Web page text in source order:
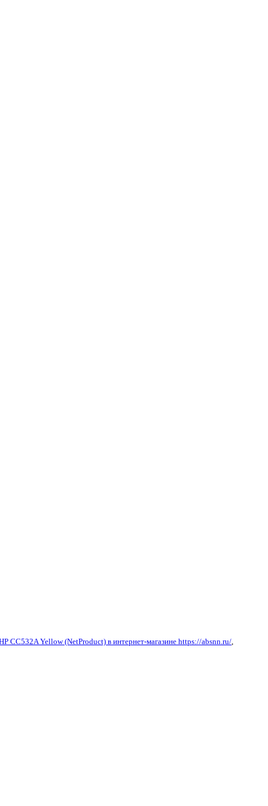
CC532A Yellow (NetProduct) в интернет-магазине https://absnn.ru/,